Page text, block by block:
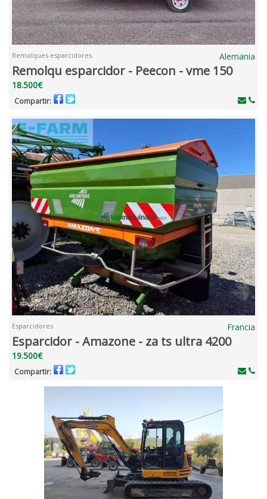
Remolques esparcidores Alemania
Remolqu esparcidor - Peecon - vme 150
18.500€
Compartir:
Esparcidores Francia
Esparcidor - Amazone - za ts ultra 4200
19.500€
Compartir: